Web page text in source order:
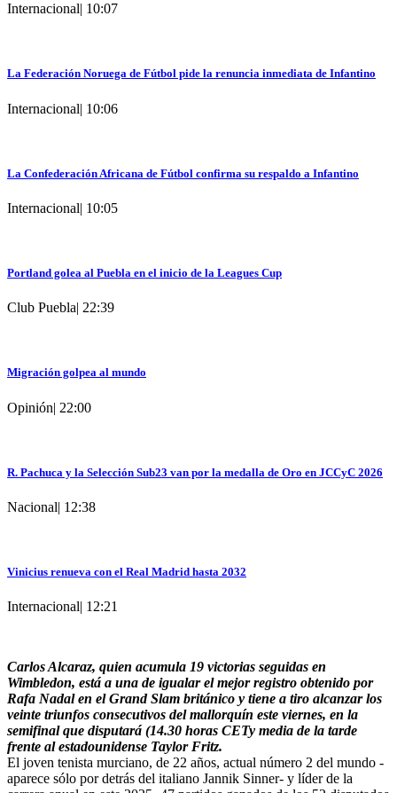
Internacional| 10:07
La Federación Noruega de Fútbol pide la renuncia inmediata de Infantino
Internacional| 10:06
La Confederación Africana de Fútbol confirma su respaldo a Infantino
Internacional| 10:05
Portland golea al Puebla en el inicio de la Leagues Cup
Club Puebla| 22:39
Migración golpea al mundo
Opinión| 22:00
R. Pachuca y la Selección Sub23 van por la medalla de Oro en JCCyC 2026
Nacional| 12:38
Vinicius renueva con el Real Madrid hasta 2032
Internacional| 12:21
Carlos Alcaraz, quien acumula 19 victorias seguidas en
Wimbledon, está a una de igualar el mejor registro obtenido por
Rafa Nadal en el Grand Slam británico y tiene a tiro alcanzar los
veinte triunfos consecutivos del mallorquín este viernes, en la
semifinal que disputará (14.30 horas CETy media de la tarde
frente al estadounidense Taylor Fritz.
El joven tenista murciano, de 22 años, actual número 2 del mundo -
aparece sólo por detrás del italiano Jannik Sinner- y líder de la